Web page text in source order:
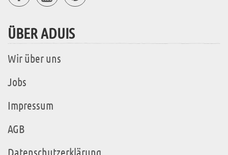
ÜBER ADUIS
Wir über uns
Jobs
Impressum
AGB
Datenschutzerklärung